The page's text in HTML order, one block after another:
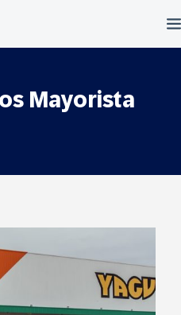
Mayorista